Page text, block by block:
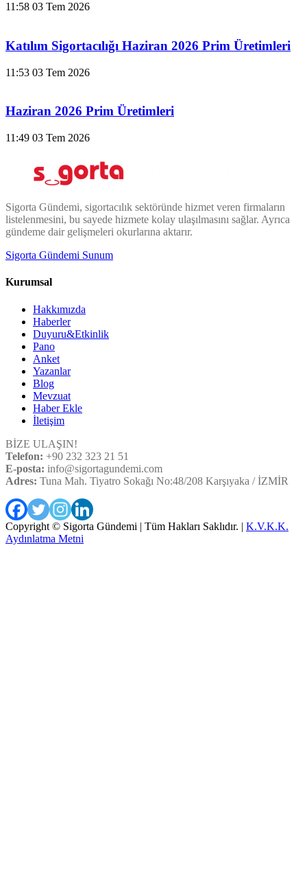
11:58 03 Tem 2026
Katılım Sigortacılığı Haziran 2026 Prim Üretimleri
11:53 03 Tem 2026
Haziran 2026 Prim Üretimleri
11:49 03 Tem 2026
Sigorta Gündemi, sigortacılık sektöründe hizmet veren firmaların
listelenmesini, bu sayede hizmete kolay ulaşılmasını sağlar. Ayrıca
gündeme dair gelişmeleri okurlarına aktarır.
Sigorta Gündemi Sunum
Kurumsal
Hakkımızda
Haberler
Duyuru&Etkinlik
Pano
Anket
Yazanlar
Blog
Mevzuat
Haber Ekle
İletişim
BİZE ULAŞIN!
Telefon: +90 232 323 21 51
E-posta: info@sigortagundemi.com
Adres: Tuna Mah. Tiyatro Sokağı No:48/208 Karşıyaka / İZMİR
Copyright © Sigorta Gündemi | Tüm Hakları Saklıdır. | K.V.K.K.
Aydınlatma Metni